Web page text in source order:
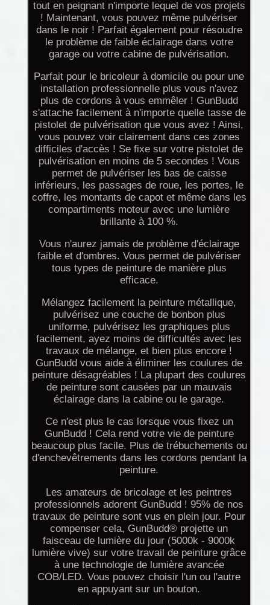
tout en peignant n'importe lequel de vos projets
! Maintenant, vous pouvez même pulvériser
dans le noir ! Parfait également pour résoudre
le problème de faible éclairage dans votre
garage ou votre cabine de pulvérisation.
Parfait pour le bricoleur à domicile ou pour une
installation professionnelle plus vous n'avez
plus de cordons à vous emmêler ! GunBudd
s'attache facilement à n'importe quelle tasse de
pistolet de pulvérisation que vous avez ! Ainsi,
vous pouvez voir clairement dans ces zones
difficiles d'accès ! Se fixe sur votre pistolet de
pulvérisation en moins de 5 secondes ! Vous
permet de pulvériser les bas de caisse
inférieurs, les passages de roue, les portes, le
coffre, les montants de capot et même dans les
compartiments moteur avec une lumière
brillante à 100 %.
Vous n'aurez jamais de problème d'éclairage
faible et d'ombres. Vous permet de pulvériser
tous types de peinture de manière plus
efficace.
Mélangez facilement la peinture métallique,
pulvérisez une couche de bonbon plus
uniforme, pulvérisez les graphiques plus
facilement, ayez moins de difficultés avec les
travaux de mélange, et bien plus encore !
GunBudd vous aide à éliminer les coulures de
peinture désagréables ! La plupart des coulures
de peinture sont causées par un mauvais
éclairage dans la cabine ou le garage.
Ce n'est plus le cas lorsque vous fixez un
GunBudd ! Cela rend votre vie de peinture
beaucoup plus facile. Plus de trébuchements ou
d'enchevêtrements dans les cordons pendant la
peinture.
Les amateurs de bricolage et les peintres
professionnels adorent GunBudd ! 95% de nos
travaux de peinture sont vus en plein jour. Pour
compenser cela, GunBudd® projette un
faisceau de lumière du jour (5000k - 9000k
lumière vive) sur votre travail de peinture grâce
à une technologie de lumière avancée
COB/LED. Vous pouvez choisir l'un ou l'autre
en appuyant sur un bouton.